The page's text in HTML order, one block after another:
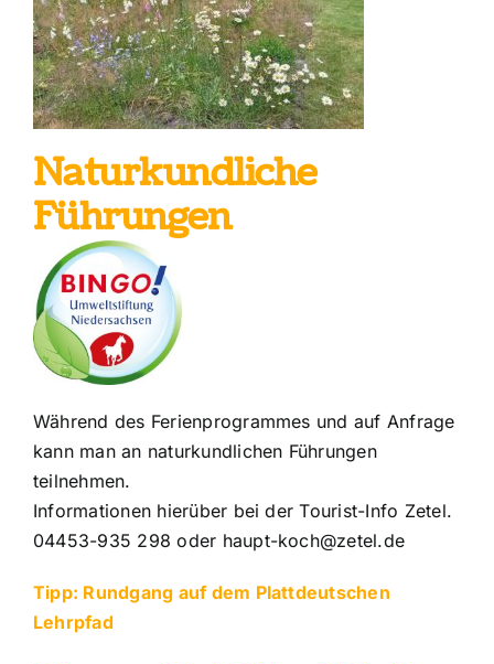
Naturkundliche
Führungen
Während des Ferienprogrammes und auf Anfrage
kann man an naturkundlichen Führungen
teilnehmen.
Informationen hierüber bei der Tourist-Info Zetel.
04453-935 298 oder haupt-koch@zetel.de
Tipp: Rundgang auf dem Plattdeutschen
Lehrpfad